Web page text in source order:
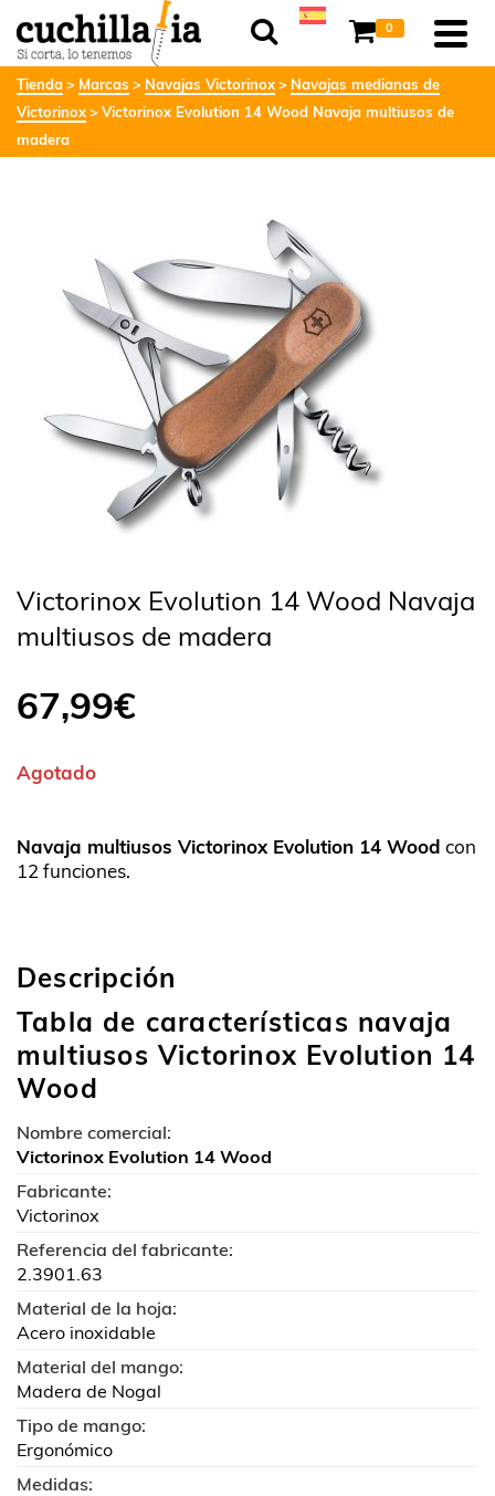
0
Tienda Marcas Navajas Victorinox
Navajas medianas de
Victorinox
Victorinox Evolution 14 Wood Navaja multiusos de
madera
Victorinox Evolution 14 Wood Navaja
multiusos de madera
67,99€
Agotado
Navaja multiusos Victorinox Evolution 14 Wood con
12 funciones.
Descripción
Tabla de características navaja
multiusos Victorinox Evolution 14
Wood
Nombre comercial:
Victorinox Evolution 14 Wood
Fabricante:
Victorinox
Referencia del fabricante:
2.3901.63
Material de la hoja:
Acero inoxidable
Material del mango:
Madera de Nogal
Tipo de mango:
Ergonómico
Medidas: